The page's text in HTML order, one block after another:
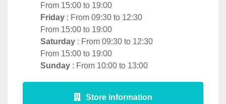
From 15:00 to 19:00
Friday : From 09:30 to 12:30
From 15:00 to 19:00
Saturday : From 09:30 to 12:30
From 15:00 to 19:00
Sunday : From 10:00 to 13:00
Store information